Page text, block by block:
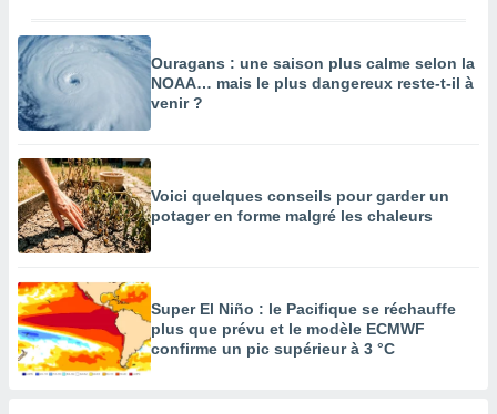
Ouragans : une saison plus calme selon la
NOAA… mais le plus dangereux reste-t-il à
venir ?
Voici quelques conseils pour garder un
potager en forme malgré les chaleurs
Super El Niño : le Pacifique se réchauffe
plus que prévu et le modèle ECMWF
confirme un pic supérieur à 3 °C